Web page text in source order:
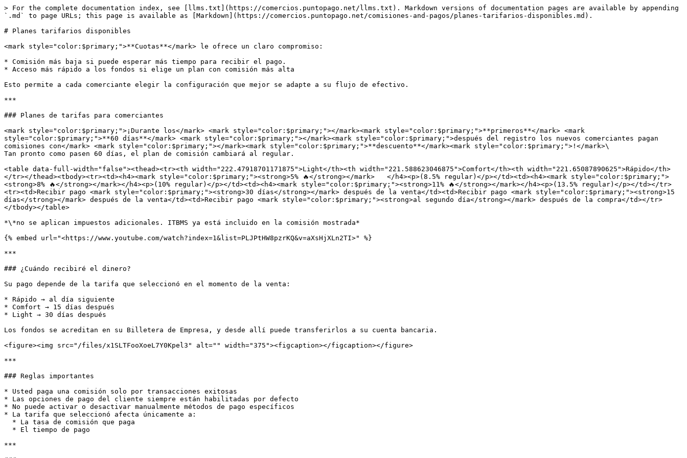
> For the complete documentation index, see [llms.txt](https://comercios.puntopago.net/llms.txt). Markdown versions of documentation pages are available by appending
`.md` to page URLs; this page is available as [Markdown](https://comercios.puntopago.net/comisiones-and-pagos/planes-tarifarios-disponibles.md).
# Planes tarifarios disponibles
<mark style="color:$primary;">**Cuotas**</mark> le ofrece un claro compromiso:
* Comisión más baja si puede esperar más tiempo para recibir el pago.
* Acceso más rápido a los fondos si elige un plan con comisión más alta
Esto permite a cada comerciante elegir la configuración que mejor se adapte a su flujo de efectivo.
***
### Planes de tarifas para comerciantes
<mark style="color:$primary;">¡Durante los</mark> <mark style="color:$primary;"></mark><mark style="color:$primary;">**primeros**</mark> <mark
style="color:$primary;">**60 días**</mark> <mark style="color:$primary;"></mark><mark style="color:$primary;">después del registro los nuevos comerciantes pagan
comisiones con</mark> <mark style="color:$primary;"></mark><mark style="color:$primary;">**descuento**</mark><mark style="color:$primary;">!</mark>\
Tan pronto como pasen 60 días, el plan de comisión cambiará al regular.
<table data-full-width="false"><thead><tr><th width="222.47918701171875">Light</th><th width="221.588623046875">Comfort</th><th width="221.65087890625">Rápido</th>
</tr></thead><tbody><tr><td><h4><mark style="color:$primary;"><strong>5% 🔥</strong></mark>   </h4><p>(8.5% regular)</p></td><td><h4><mark style="color:$primary;">
<strong>8% 🔥</strong></mark></h4><p>(10% regular)</p></td><td><h4><mark style="color:$primary;"><strong>11% 🔥</strong></mark></h4><p>(13.5% regular)</p></td></tr>
<tr><td>Recibir pago <mark style="color:$primary;"><strong>30 días</strong></mark> después de la venta</td><td>Recibir pago <mark style="color:$primary;"><strong>15
días</strong></mark> después de la venta</td><td>Recibir pago <mark style="color:$primary;"><strong>al segundo día</strong></mark> después de la compra</td></tr>
</tbody></table>
*\*no se aplican impuestos adicionales. ITBMS ya está incluido en la comisión mostrada*
{% embed url="<https://www.youtube.com/watch?index=1&list=PLJPtHW8pzrKQ&v=aXsHjXLn2TI>" %}
***
### ¿Cuándo recibiré el dinero?
Su pago depende de la tarifa que seleccionó en el momento de la venta:
* Rápido → al día siguiente
* Comfort → 15 días después
* Light → 30 días después
Los fondos se acreditan en su Billetera de Empresa, y desde allí puede transferirlos a su cuenta bancaria.
<figure><img src="/files/x1SLTFooXoeL7Y0Kpel3" alt="" width="375"><figcaption></figcaption></figure>
***
### Reglas importantes
* Usted paga una comisión solo por transacciones exitosas
* Las opciones de pago del cliente siempre están habilitadas por defecto
* No puede activar o desactivar manualmente métodos de pago específicos
* La tarifa que seleccionó afecta únicamente a:
***